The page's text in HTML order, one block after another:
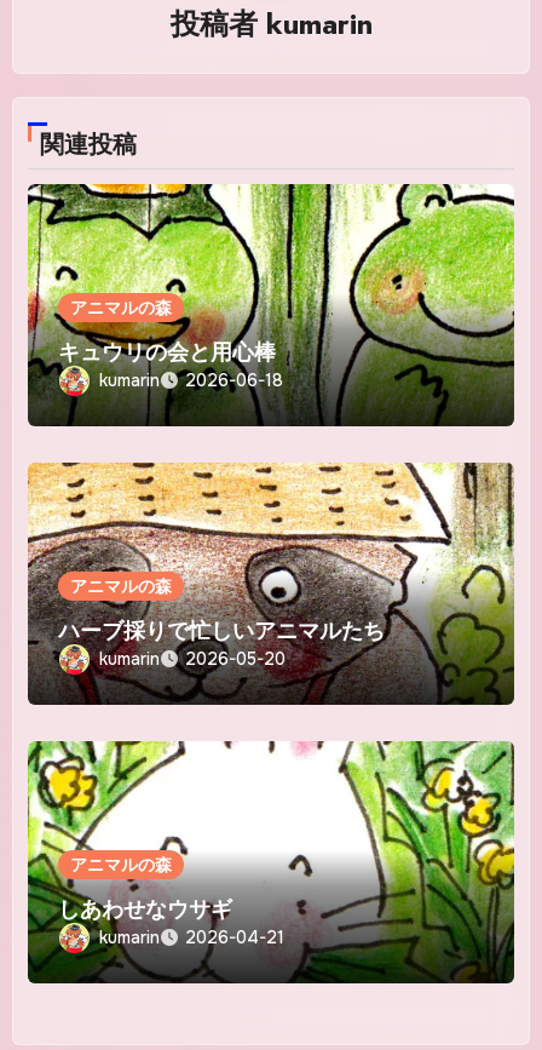
ン
投稿者 kumarin
関連投稿
アニマルの森
キュウリの会と用心棒
kumarin 2026-06-18
アニマルの森
ハーブ採りで忙しいアニマルたち
kumarin 2026-05-20
アニマルの森
しあわせなウサギ
kumarin 2026-04-21